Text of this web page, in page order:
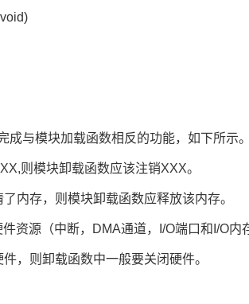
成与模块加载函数相反的功能，如下所示。
则模块卸载函数应该注销XXX。
内存，则模块卸载函数应释放该内存。
资源（中断，DMA通道，I/O端口和I/O
，则卸载函数中一般要关闭硬件。